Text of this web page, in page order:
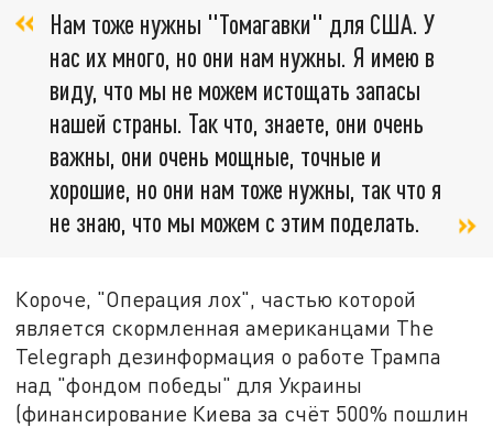
Нам тоже нужны "Томагавки" для США. У
нас их много, но они нам нужны. Я имею в
виду, что мы не можем истощать запасы
нашей страны. Так что, знаете, они очень
важны, они очень мощные, точные и
хорошие, но они нам тоже нужны, так что я
не знаю, что мы можем с этим поделать.
Короче, "Операция лох", частью которой
является скормленная американцами The
Telegraph дезинформация о работе Трампа
над "фондом победы" для Украины
(финансирование Киева за счёт 500% пошлин